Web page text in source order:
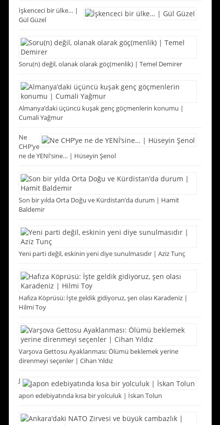
İşkenceci bir ülke… |
Gül Güzel
Soru(n) değil, olanak olarak göç(menlik) | Temel Demirer
Almanya’daki üçüncü kuşak genç göçmenlerin konumu |
Cumali Yağmur
Ne
CHP’ye
ne de YENİ’sine… | Hüseyin Şenol
Son bir yılda Orta Doğu ve Kürdistan’da durum | Hamit
Baldemir
Yeni parti değil, eskinin yeni diye sunulmasıdır | Aziz Tunç
Hafıza Köprüsü: İşte geldik gidiyoruz, şen olası Karadeniz |
Hilmi Toy
Varşova Gettosu Ayaklanması: Ölümü beklemek yerine
direnmeyi seçenler | Cihan Yıldız
J
apon edebiyatında kısa bir yolculuk | İskan Tolun